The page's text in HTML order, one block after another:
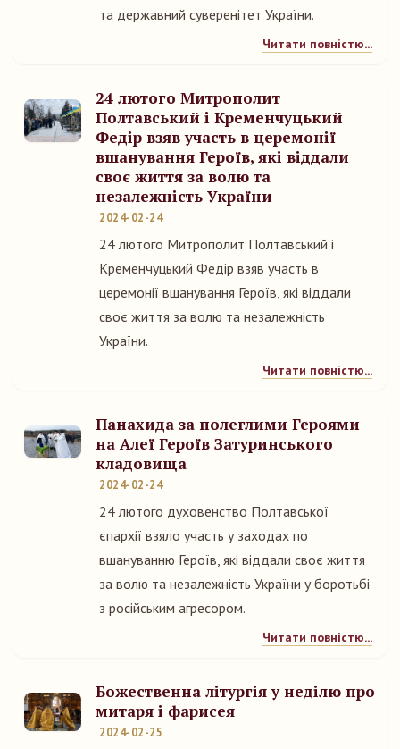
та державний суверенітет України.
Читати повністю...
24 лютого Митрополит
Полтавський і Кременчуцький
Федір взяв участь в церемонії
вшанування Героїв, які віддали
своє життя за волю та
незалежність України
2024-02-24
24 лютого Митрополит Полтавський і
Кременчуцький Федір взяв участь в
церемонії вшанування Героїв, які віддали
своє життя за волю та незалежність
України.
Читати повністю...
Панахида за полеглими Героями
на Алеї Героїв Затуринського
кладовища
2024-02-24
24 лютого духовенство Полтавської
єпархії взяло участь у заходах по
вшануванню Героїв, які віддали своє життя
за волю та незалежність України у боротьбі
з російським агресором.
Читати повністю...
Божественна літургія у неділю про
митаря і фарисея
2024-02-25